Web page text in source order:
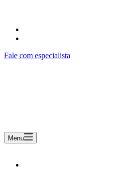
Fale com especialista
Menu